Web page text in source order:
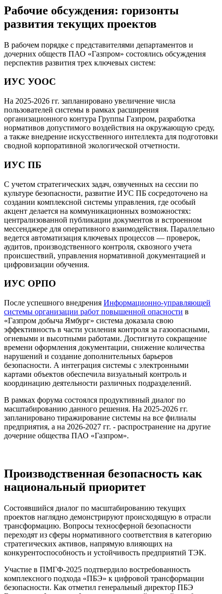
Рабочие обсуждения: горизонты
развития текущих проектов
В рабочем порядке с представителями департаментов и
дочерних обществ ПАО «Газпром» состоялись обсуждения
перспектив развития трех ключевых систем:
ИУС УООС
На 2025-2026 гг. запланировано увеличение числа
пользователей системы в рамках расширения
организационного контура Группы Газпром, разработка
нормативов допустимого воздействия на окружающую среду,
а также внедрение искусственного интеллекта для подготовки
сводной корпоративной экологической отчетности.
ИУС ПБ
С учетом стратегических задач, озвученных на сессии по
культуре безопасности, развитие ИУС ПБ сосредоточено на
создании комплексной системы управления, где особый
акцент делается на коммуникационных возможностях:
централизованной публикации документов и встроенном
мессенджере для оперативного взаимодействия. Параллельно
ведется автоматизация ключевых процессов — проверок,
аудитов, производственного контроля, сквозного учета
происшествий, управления нормативной документацией и
цифровизации обучения.
ИУС ОРПО
После успешного внедрения Информационно-управляющей
системы организации работ повышенной опасности в
«Газпром добыча Ямбург» система доказала свою
эффективность в части усиления контроля за газоопасными,
огневыми и высотными работами. Достигнуто сокращение
времени оформления документации, снижение количества
нарушений и создание дополнительных барьеров
безопасности. А интеграция системы с электронными
картами объектов обеспечила визуальный контроль и
координацию деятельности различных подразделений.
В рамках форума состоялся продуктивный диалог по
масштабированию данного решения. На 2025-2026 гг.
запланировано тиражирование системы на все филиалы
предприятия, а на 2026-2027 гг. - распространение на другие
дочерние общества ПАО «Газпром».
Производственная безопасность как
национальный приоритет
Состоявшийся диалог по масштабированию текущих
проектов наглядно демонстрируют происходящую в отрасли
трансформацию. Вопросы техносферной безопасности
переходят из сферы нормативного соответствия в категорию
стратегических активов, напрямую влияющих на
конкурентоспособность и устойчивость предприятий ТЭК.
Участие в ПМГФ-2025 подтвердило востребованность
комплексного подхода «ПБЭ» к цифровой трансформации
безопасности. Как отметил генеральный директор ПБЭ